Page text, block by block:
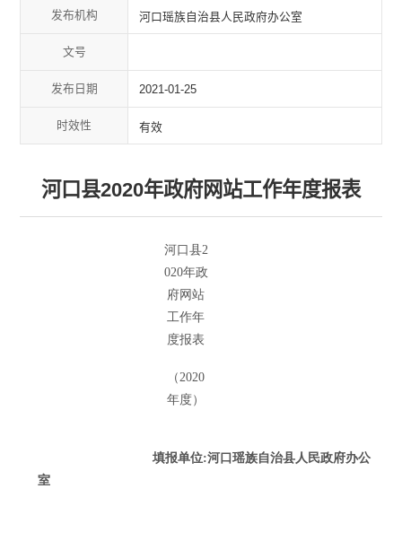
发布机构 河口瑶族自治县人民政府办公室
文号
发布日期 2021-01-25
时效性 有效
河口县2020年政府网站工作年度报表
河口县2
020年政
府网站
工作年
度报表
（2020
年度）
填报单位:河口瑶族自治县人民政府办公
室